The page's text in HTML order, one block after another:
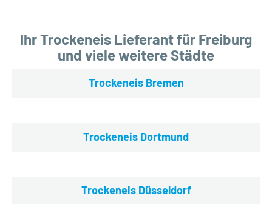
Ihr Trockeneis Lieferant für Freiburg
und viele weitere Städte
Trockeneis Bremen
Trockeneis Dortmund
Trockeneis Düsseldorf